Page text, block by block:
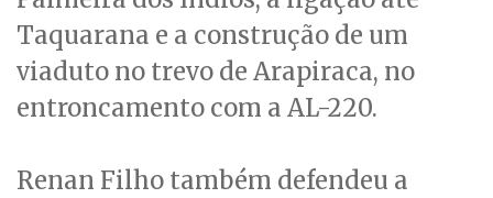
Taquarana e a construção de um
viaduto no trevo de Arapiraca, no
entroncamento com a AL-220.
Renan Filho também defendeu a